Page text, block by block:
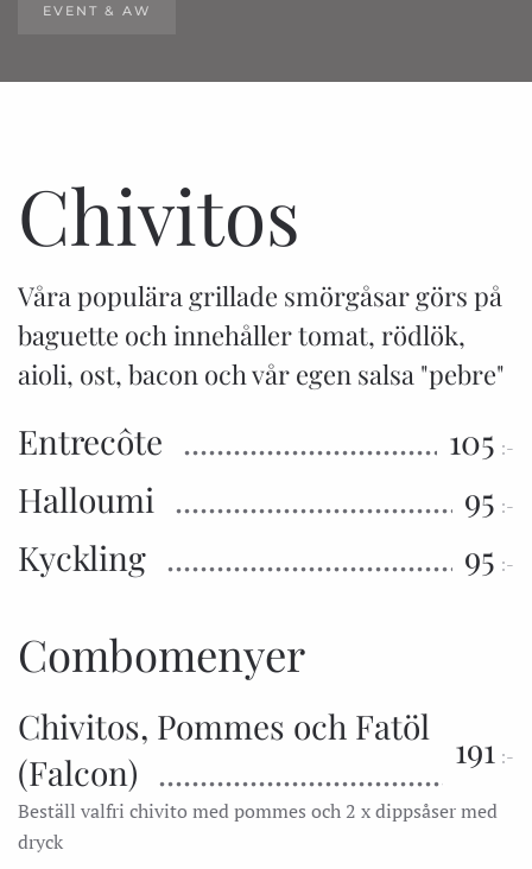
EVENT & AW
Chivitos
Våra populära grillade smörgåsar görs på
baguette och innehåller tomat, rödlök,
aioli, ost, bacon och vår egen salsa "pebre"
Entrecôte 105 :-
Halloumi 95 :-
Kyckling 95 :-
Combomenyer
Chivitos, Pommes och Fatöl
(Falcon)
191 :-
Beställ valfri chivito med pommes och 2 x dippsåser med
dryck